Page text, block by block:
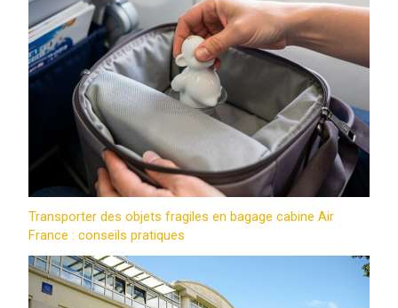
Transporter des objets fragiles en bagage cabine Air
France : conseils pratiques